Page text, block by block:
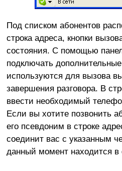
Под списком абонентов
строка адреса, кнопки
состояния. С помощью
подключать
используются для вызова
завершения разговора. В
ввести необходимый
Если вы хотите позвонить
его псевдоним в строке
соединит вас с указанным
данный момент находится в